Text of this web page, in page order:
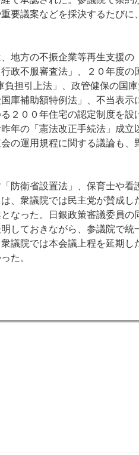
要議案などを採決するたびに
地方の不振企業等再生支援の
政不服審査法」、２０年度の
負担引上法」、政管健保の国
庫補助額特例法」、不当表示
２００年住宅の認定制度を設
年の「憲法改正手続法」成立
の運用規程に関する議論も、
防衛省設置法」、保育士や看
、衆議院では民主党が賛成し
なった。日銀政策審議委員の
しておきながら、参議院で統
議院では本会議上程を延期し
た。